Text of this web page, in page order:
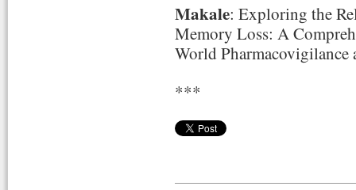
Makale: Exploring the
Memory Loss: A
World
***